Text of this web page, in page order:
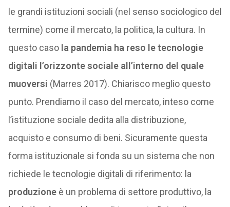
le grandi istituzioni sociali (nel senso sociologico del
termine) come il mercato, la politica, la cultura. In
questo caso la pandemia ha reso le tecnologie
digitali l’orizzonte sociale all’interno del quale
muoversi (Marres 2017). Chiarisco meglio questo
punto. Prendiamo il caso del mercato, inteso come
l’istituzione sociale dedita alla distribuzione,
acquisto e consumo di beni. Sicuramente questa
forma istituzionale si fonda su un sistema che non
richiede le tecnologie digitali di riferimento: la
produzioneè un problema di settore produttivo, la